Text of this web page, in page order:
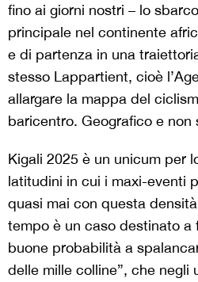
fino ai giorni nostri – lo
principale nel continente
e di partenza in una
stesso Lappartient, cioè
allargare la mappa del
baricentro. Geografico e non
Kigali 2025 è un unicum per
latitudini in cui i maxi-eventi
quasi mai con questa
tempo è un caso destinato a
buone probabilità a
delle mille colline”, che negli